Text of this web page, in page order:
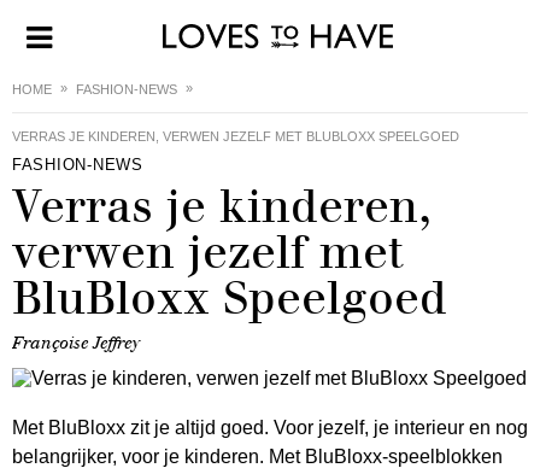
HOME FASHION-NEWS
VERRAS JE KINDEREN, VERWEN JEZELF MET BLUBLOXX SPEELGOED
FASHION-NEWS
Verras je kinderen,
verwen jezelf met
BluBloxx Speelgoed
Françoise Jeffrey
Met BluBloxx zit je altijd goed. Voor jezelf, je interieur en nog
belangrijker, voor je kinderen. Met BluBloxx-speelblokken